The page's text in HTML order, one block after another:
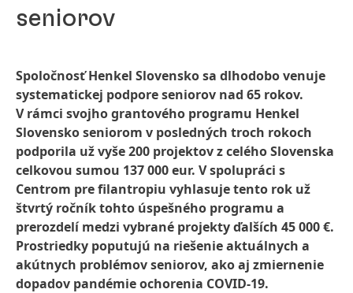
seniorov
Spoločnosť Henkel Slovensko sa dlhodobo venuje
systematickej podpore seniorov nad 65 rokov.
V rámci svojho grantového programu Henkel
Slovensko seniorom v posledných troch rokoch
podporila už vyše 200 projektov z celého Slovenska
celkovou sumou 137 000 eur. V spolupráci s
Centrom pre filantropiu vyhlasuje tento rok už
štvrtý ročník tohto úspešného programu a
prerozdelí medzi vybrané projekty ďalších 45 000 €.
Prostriedky poputujú na riešenie aktuálnych a
akútnych problémov seniorov, ako aj zmiernenie
dopadov pandémie ochorenia COVID-19.